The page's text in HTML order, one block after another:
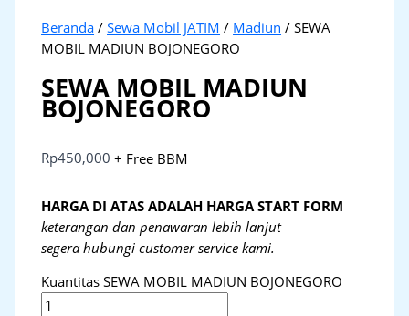
Beranda /Sewa Mobil JATIM / Madiun / SEWA
MOBIL MADIUN BOJONEGORO
SEWA MOBIL MADIUN
BOJONEGORO
Rp450,000 + Free BBM
HARGA DI ATAS ADALAH HARGA START FORM
keterangan dan penawaran lebih lanjut
segera hubungi customer service kami.
Kuantitas SEWA MOBIL MADIUN BOJONEGORO